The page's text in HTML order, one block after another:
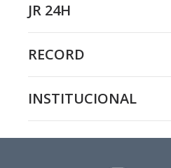
JR 24H
RECORD
INSTITUCIONAL